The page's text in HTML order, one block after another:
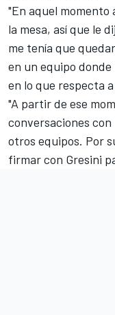
"En aquel
la mesa, así que le
me tenía que
en un equipo
en lo que respecta
"A partir de ese
conversaciones con
otros equipos. Por
firmar con Gresini